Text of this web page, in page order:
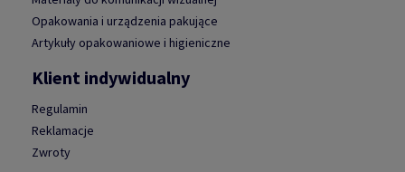
Opakowania i urządzenia pakujące
Artykuły opakowaniowe i higieniczne
Klient indywidualny
Regulamin
Reklamacje
Zwroty